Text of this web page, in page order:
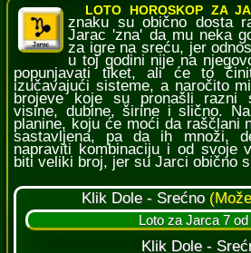
LOTO HOROSKOP ZA
znaku su obično dosta
Jarac 'zna' da mu neka
za igre na sreću, jer
u toj godini nije na
popunjavati tiket, ali će to
izučavajući sisteme, a naročito
brojeve koje su pronašli razni
visine, dubine, širine i slično.
planine, koju će moći da raščlani
sastavljena, pa da ih množi,
napraviti kombinaciju i od svoje
biti veliki broj, jer su Jarci obično